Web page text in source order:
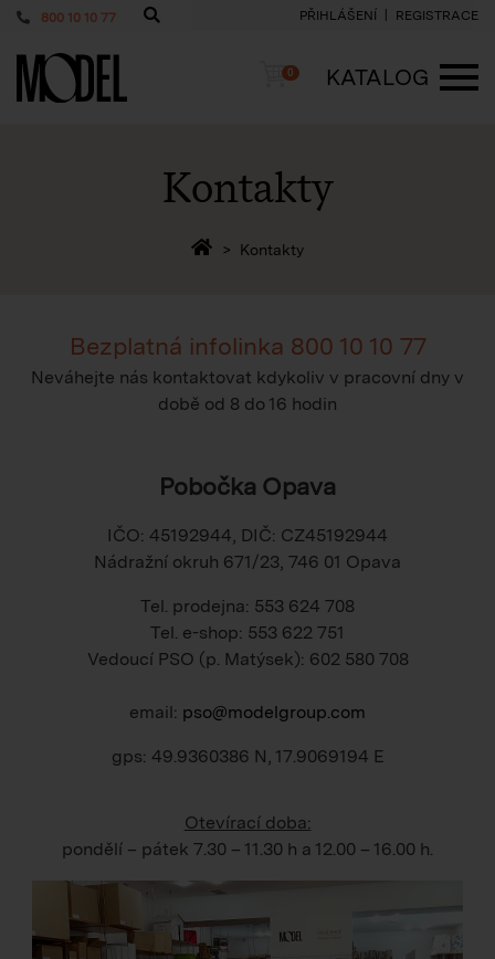
800 10 10 77 PŘIHLÁŠENÍ REGISTRACE
PackShop Košík
0
KATALOG
Kontakty
Zpět na homepage
Kontakty
Bezplatná infolinka 800 10 10 77
Neváhejte nás kontaktovat kdykoliv v pracovní dny v
době od 8 do 16 hodin
Pobočka Opava
IČO: 45192944, DIČ: CZ45192944
Nádražní okruh 671/23, 746 01 Opava
Tel. prodejna: 553 624 708
Tel. e-shop: 553 622 751
Vedoucí PSO (p. Matýsek): 602 580 708
email: pso@modelgroup.com
gps: 49.9360386 N, 17.9069194 E
Otevírací doba:
pondělí – pátek 7.30 – 11.30 h a 12.00 – 16.00 h